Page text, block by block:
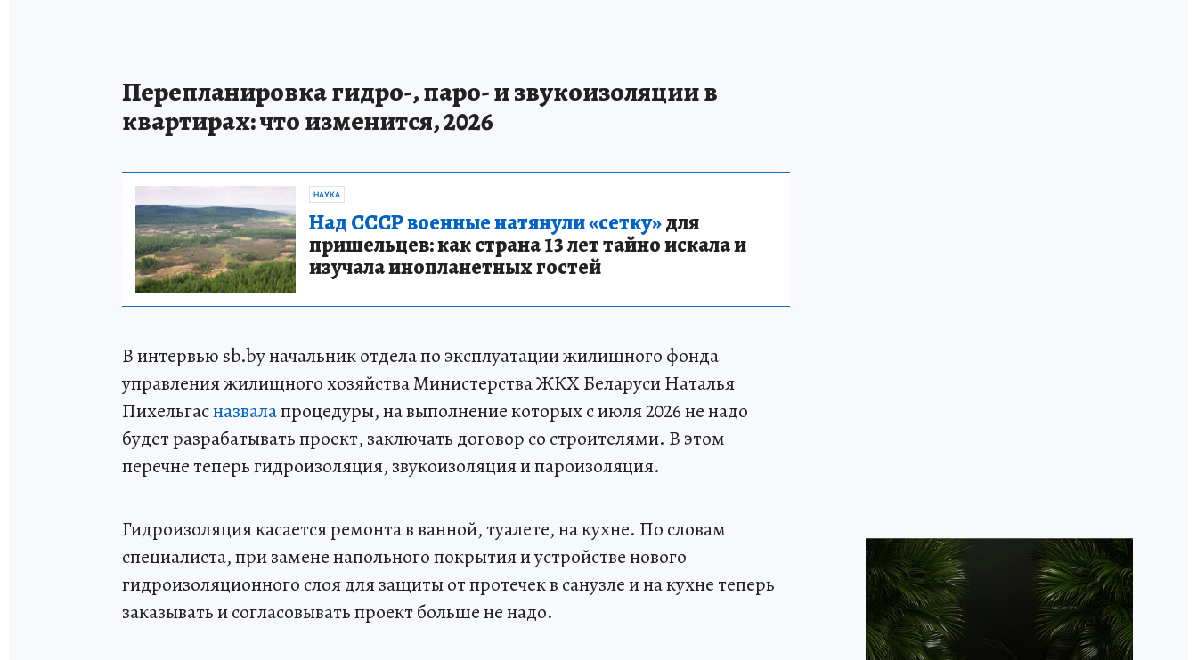
Перепланировка гидро-, паро- и звукоизоляции в
квартирах: что изменится, 2026
НАУКА
Над СССР военные натянули «сетку»для
пришельцев: как страна 13 лет тайно искала и
изучала инопланетных гостей
В интервью sb.by начальник отдела по эксплуатации жилищного фонда
управления жилищного хозяйства Министерства ЖКХ Беларуси Наталья
Пихельгасназвалапроцедуры, на выполнение которых с июля 2026 не надо
будет разрабатывать проект, заключать договор со строителями. В этом
перечне теперь гидроизоляция, звукоизоляция и пароизоляция.
Гидроизоляция касается ремонта в ванной, туалете, на кухне. По словам
специалиста, при замене напольного покрытия и устройстве нового
гидроизоляционного слоя для защиты от протечек в санузле и на кухне теперь
заказывать и согласовывать проект больше не надо.